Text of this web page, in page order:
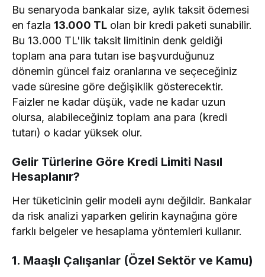
Bu senaryoda bankalar size, aylık taksit ödemesi
en fazla 13.000 TL olan bir kredi paketi sunabilir.
Bu 13.000 TL'lik taksit limitinin denk geldiği
toplam ana para tutarı ise başvurduğunuz
dönemin güncel faiz oranlarına ve seçeceğiniz
vade süresine göre değişiklik gösterecektir.
Faizler ne kadar düşük, vade ne kadar uzun
olursa, alabileceğiniz toplam ana para (kredi
tutarı) o kadar yüksek olur.
Gelir Türlerine Göre Kredi Limiti Nasıl
Hesaplanır?
Her tüketicinin gelir modeli aynı değildir. Bankalar
da risk analizi yaparken gelirin kaynağına göre
farklı belgeler ve hesaplama yöntemleri kullanır.
1. Maaşlı Çalışanlar (Özel Sektör ve Kamu)